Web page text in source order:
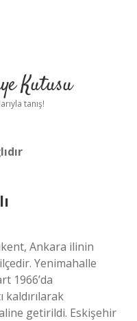
Kutusu
tanış!
Ankara ilinin
Yenimahalle
1966’da
kaldırılarak
getirildi. Eskişehir